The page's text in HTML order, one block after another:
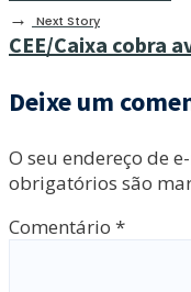
→ Next Story
CEE/Caixa cobra
Deixe um
O seu endereço de
obrigatórios são
Comentário *